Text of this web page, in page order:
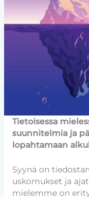
Tietoisessa
suunnitelmia ja
lopahtamaan
Syynä on
uskomukset ja
mielemme on